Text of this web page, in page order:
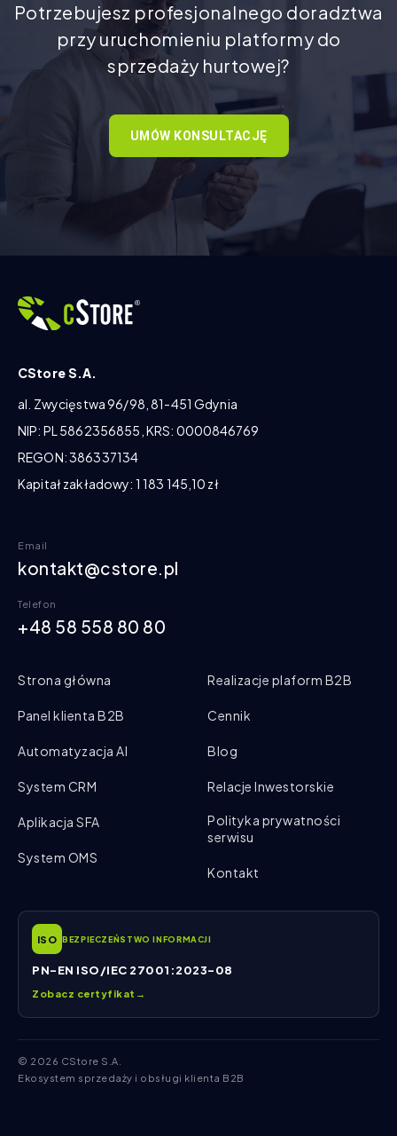
Potrzebujesz profesjonalnego doradztwa
przy uruchomieniu platformy do
sprzedaży hurtowej?
UMÓW KONSULTACJĘ
CStore S.A.
al. Zwycięstwa 96/98, 81-451 Gdynia
NIP: PL 5862356855, KRS: 0000846769
REGON: 386337134
Kapitał zakładowy: 1 183 145,10 zł
Email
kontakt@cstore.pl
Telefon
+48 58 558 80 80
Strona główna
Panel klienta B2B
Automatyzacja AI
System CRM
Aplikacja SFA
System OMS
Realizacje plaform B2B
Cennik
Blog
Relacje Inwestorskie
Polityka prywatności
serwisu
Kontakt
ISO BEZPIECZEŃSTWO INFORMACJI
PN-EN ISO/IEC 27001:2023-08
Zobacz certyfikat →
© 2026 CStore S.A.
Ekosystem sprzedaży i obsługi klienta B2B